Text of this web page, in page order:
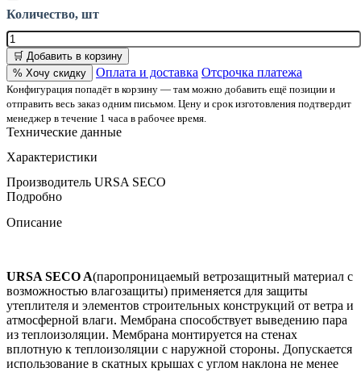
Количество, шт
🛒 Добавить в корзину
% Хочу скидку
Оплата и доставка Отсрочка платежа
Конфигурация попадёт в корзину — там можно добавить ещё позиции и
отправить весь заказ одним письмом. Цену и срок изготовления подтвердит
менеджер в течение 1 часа в рабочее время.
Технические данные
Характеристики
Производитель URSA SECO
Подробно
Описание
URSA SECO A(паропроницаемый ветрозащитный материал с
возможностью влагозащиты) применяется для защиты
утеплителя и элементов строительных конструкций от ветра и
атмосферной влаги. Мембрана способствует выведению пара
из теплоизоляции. Мембрана монтируется на стенах
вплотную к теплоизоляции с наружной стороны. Допускается
использование в скатных крышах с углом наклона не менее